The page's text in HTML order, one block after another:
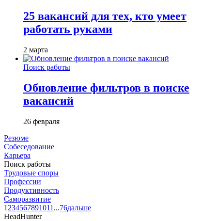
25 вакансий для тех, кто умеет
работать руками
2 марта
Поиск работы
Обновление фильтров в поиске
вакансий
26 февраля
Резюме
Собеседование
Карьера
Поиск работы
Трудовые споры
Профессии
Продуктивность
Саморазвитие
1 234567891011 ...76дальше
HeadHunter